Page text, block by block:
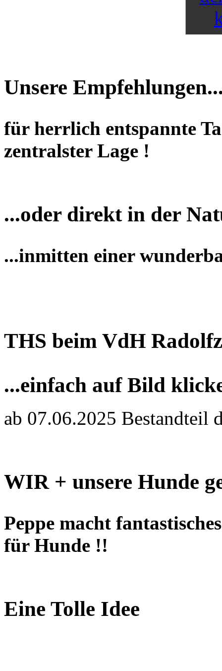
Unsere
für herrlich entspannte
zentralster Lage !
...oder direkt in der
...inmitten einer
THS beim VdH
...einfach auf Bild
ab 07.06.2025 Bestandteil
WIR + unsere Hunde
Peppe macht
für Hunde !!
Eine Tolle Idee